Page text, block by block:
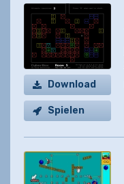
Download
Spielen